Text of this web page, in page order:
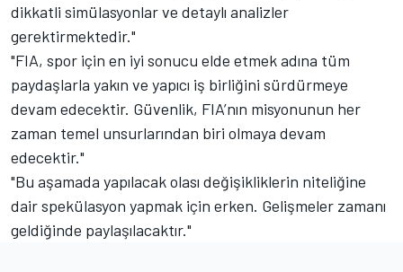
dikkatli simülasyonlar ve detaylı analizler
gerektirmektedir."
"FIA, spor için en iyi sonucu elde etmek adına tüm
paydaşlarla yakın ve yapıcı iş birliğini sürdürmeye
devam edecektir. Güvenlik, FIA’nın misyonunun her
zaman temel unsurlarından biri olmaya devam
edecektir."
"Bu aşamada yapılacak olası değişikliklerin niteliğine
dair spekülasyon yapmak için erken. Gelişmeler zamanı
geldiğinde paylaşılacaktır."